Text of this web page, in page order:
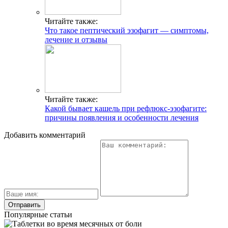
Читайте также:
Что такое пептический эзофагит — симптомы,
лечение и отзывы
Читайте также:
Какой бывает кашель при рефлюкс-эзофагите:
причины появления и особенности лечения
Добавить комментарий
Популярные статьи